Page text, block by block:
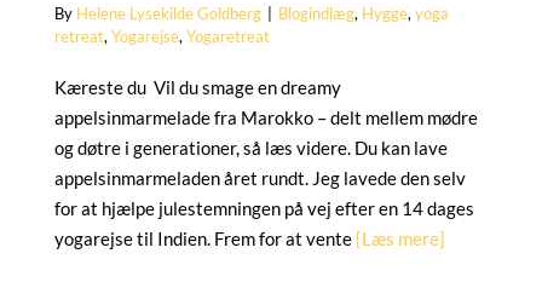
By Helene Lysekilde Goldberg Blogindlæg, Hygge,yoga
retreat,Yogarejse,Yogaretreat
Kæreste du Vil du smage en dreamy
appelsinmarmelade fra Marokko – delt mellem mødre
og døtre i generationer, så læs videre. Du kan lave
appelsinmarmeladen året rundt. Jeg lavede den selv
for at hjælpe julestemningen på vej efter en 14 dages
yogarejse til Indien. Frem for at vente [Læs mere]